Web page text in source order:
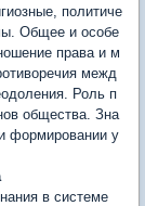
политиче
Общее и особе
права и м
межд
Роль п
общества. Зна
формировании у
в системе